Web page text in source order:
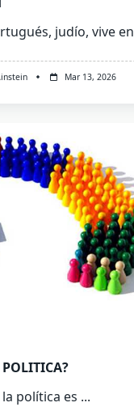
judío, vive en
Mar 13, 2026
política es ...